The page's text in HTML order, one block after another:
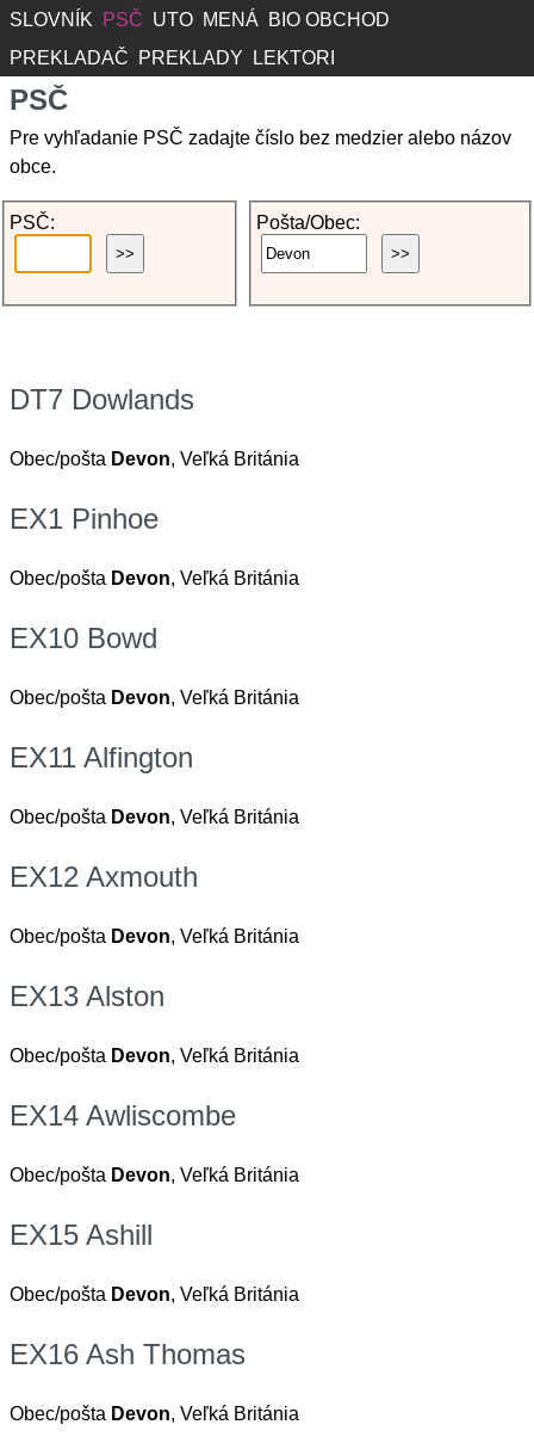
SLOVNÍK PSČ UTO MENÁ
BIO OBCHOD
PREKLADAČ
PREKLADY LEKTORI
PSČ
Pre vyhľadanie PSČ zadajte číslo bez medzier alebo názov
obce.
PSČ: Pošta/Obec:
DT7 Dowlands
Obec/pošta Devon, Veľká Británia
EX1 Pinhoe
Obec/pošta Devon, Veľká Británia
EX10 Bowd
Obec/pošta Devon, Veľká Británia
EX11 Alfington
Obec/pošta Devon, Veľká Británia
EX12 Axmouth
Obec/pošta Devon, Veľká Británia
EX13 Alston
Obec/pošta Devon, Veľká Británia
EX14 Awliscombe
Obec/pošta Devon, Veľká Británia
EX15 Ashill
Obec/pošta Devon, Veľká Británia
EX16 Ash Thomas
Obec/pošta Devon, Veľká Británia